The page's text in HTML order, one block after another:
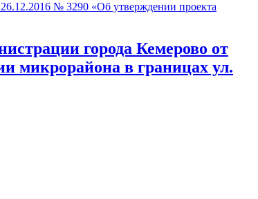
№ 3290 «Об утверждении проекта
города Кемерово от
микрорайона в границах ул.